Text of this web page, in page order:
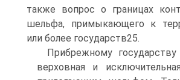
также вопрос о границах
шельфа, примыкающего к
или более государств25.
Прибрежному
верховная и